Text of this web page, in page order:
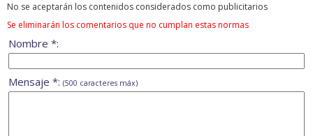
No se aceptarán los contenidos considerados como publicitarios
Se eliminarán los comentarios que no cumplan estas normas
Nombre *:
Mensaje *: (500 caracteres máx)